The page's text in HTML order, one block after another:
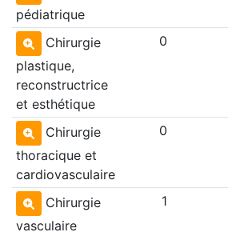
pédiatrique
Chirurgie
plastique,
reconstructrice
et esthétique
0
Chirurgie
thoracique et
cardiovasculaire
0
Chirurgie
vasculaire
1